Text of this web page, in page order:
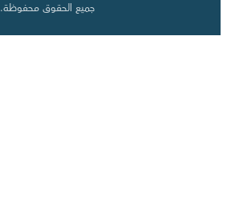
جميع الحقوق محفوظة.